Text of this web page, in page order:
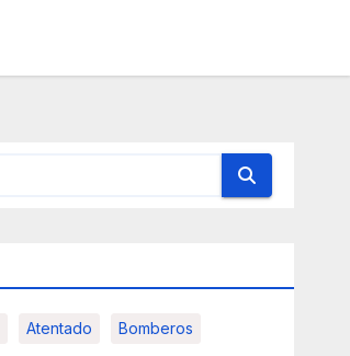
Atentado Bomberos